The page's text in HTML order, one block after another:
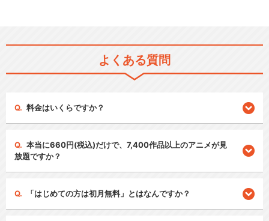
よくある質問
料金はいくらですか？
本当に660円(税込)だけで、7,400作品以上のアニメが見
放題ですか？
「はじめての方は初月無料」とはなんですか？